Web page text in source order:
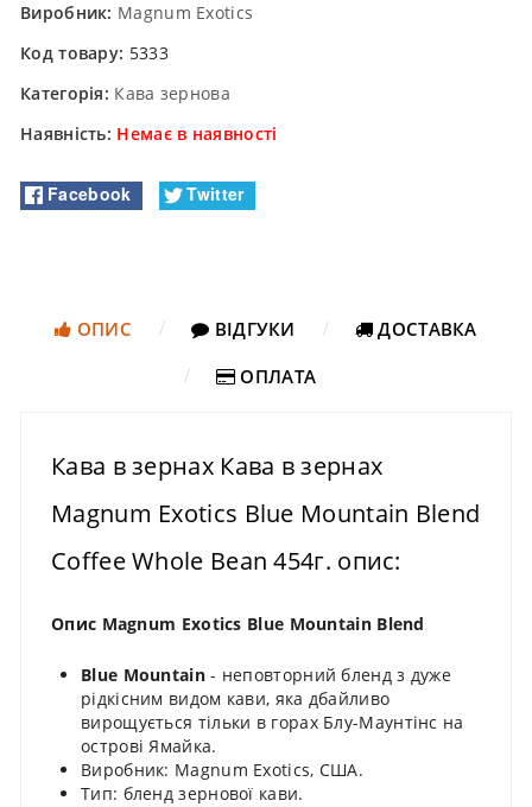
Виробник: Magnum Exotics
Код товару: 5333
Категорія: Кава зернова
Наявність: Немає в наявності
Facebook Twitter
ОПИС ВІДГУКИ
ДОСТАВКА
ОПЛАТА
Кава в зернах Кава в зернах
Magnum Exotics Blue Mountain Blend
Coffee Whole Bean 454г. опис:
Опис Magnum Exotics Blue Mountain Blend
Blue Mountain- неповторний бленд з дуже
рідкісним видом кави, яка дбайливо
вирощується тільки в горах Блу-Маунтінс на
острові Ямайка.
Виробник: Magnum Exotics, США.
Тип: бленд зернової кави.